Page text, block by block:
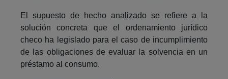
El supuesto de hecho analizado se refiere a la
solución concreta que el ordenamiento jurídico
checo ha legislado para el caso de incumplimiento
de las obligaciones de evaluar la solvencia en un
préstamo al consumo.